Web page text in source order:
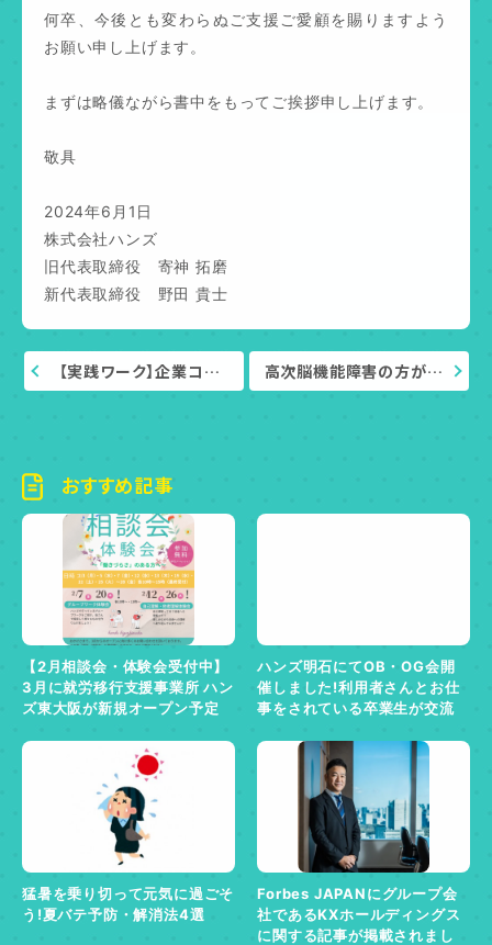
何卒、今後とも変わらぬご支援ご愛顧を賜りますよう
お願い申し上げます。
まずは略儀ながら書中をもってご挨拶申し上げます。
敬具
2024年6月1日
株式会社ハンズ
旧代表取締役 寄神 拓磨
新代表取締役 野田 貴士
【実践ワーク】企業コ… 高次脳機能障害の方が…
おすすめ記事
【2月相談会・体験会受付中】
3月に就労移行支援事業所 ハン
ズ東大阪が新規オープン予定
ハンズ明石にてOB・OG会開
催しました!利用者さんとお仕
事をされている卒業生が交流
猛暑を乗り切って元気に過ごそ
う!夏バテ予防・解消法4選
Forbes JAPANにグループ会
社であるKXホールディングス
に関する記事が掲載されまし